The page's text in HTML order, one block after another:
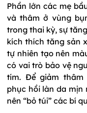
Phần lớn các mẹ
và thâm ở vùng
trong thai kỳ, sự
kích thích tăng sản
tự nhiên tạo nên
có vai trò bảo vệ
tím. Để giảm thâm
phục hồi làn da mịn
nên “bỏ túi” các bí